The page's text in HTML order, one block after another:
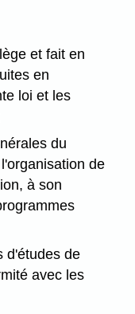
et fait en
en
loi et les
du
de
à son
d'études de
avec les